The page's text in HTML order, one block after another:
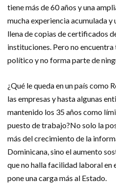
tiene más de 60 años y una
mucha experiencia acumulada
llena de copias de certificados
instituciones. Pero no
político y no forma parte de
¿Qué le queda en un país como
las empresas y hasta algunas
mantenido los 35 años como
puesto de trabajo?No solo la
más del crecimiento de la
Dominicana, sino el aumento
que no halla facilidad laboral en
pone una carga más al Estado.